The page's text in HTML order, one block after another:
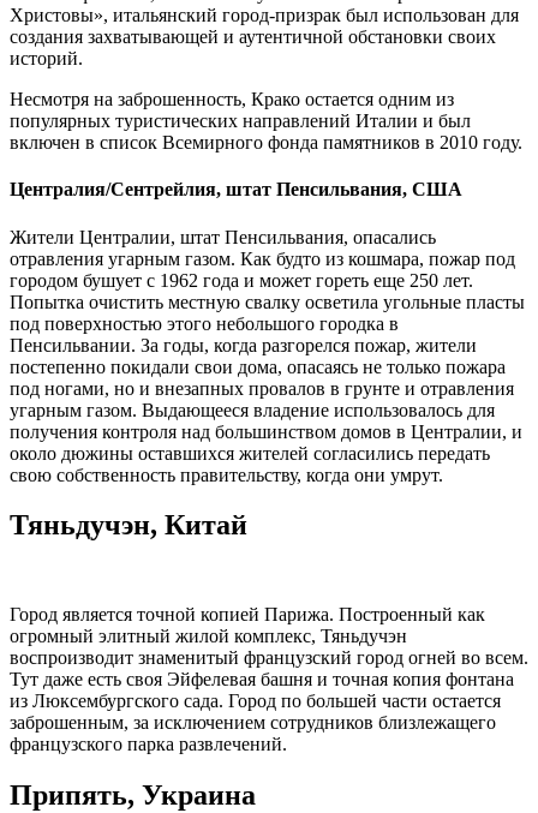
Христовы», итальянский город-призрак был использован для
создания захватывающей и аутентичной обстановки своих
историй.
Несмотря на заброшенность, Крако остается одним из
популярных туристических направлений Италии и был
включен в список Всемирного фонда памятников в 2010 году.
Централия/Сентрейлия, штат Пенсильвания, США
Жители Централии, штат Пенсильвания, опасались
отравления угарным газом. Как будто из кошмара, пожар под
городом бушует с 1962 года и может гореть еще 250 лет.
Попытка очистить местную свалку осветила угольные пласты
под поверхностью этого небольшого городка в
Пенсильвании. За годы, когда разгорелся пожар, жители
постепенно покидали свои дома, опасаясь не только пожара
под ногами, но и внезапных провалов в грунте и отравления
угарным газом. Выдающееся владение использовалось для
получения контроля над большинством домов в Централии, и
около дюжины оставшихся жителей согласились передать
свою собственность правительству, когда они умрут.
Тяньдучэн, Китай
Город является точной копией Парижа. Построенный как
огромный элитный жилой комплекс, Тяньдучэн
воспроизводит знаменитый французский город огней во всем.
Тут даже есть своя Эйфелевая башня и точная копия фонтана
из Люксембургского сада. Город по большей части остается
заброшенным, за исключением сотрудников близлежащего
французского парка развлечений.
Припять, Украина